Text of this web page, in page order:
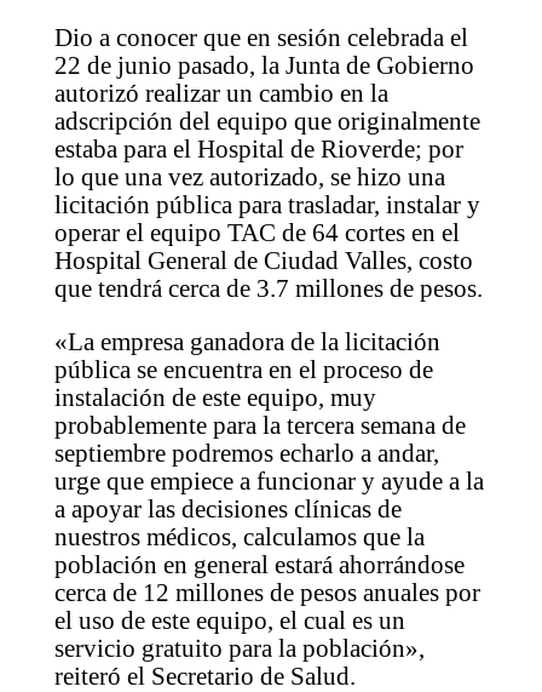
Dio a conocer que en sesión celebrada el
22 de junio pasado, la Junta de Gobierno
autorizó realizar un cambio en la
adscripción del equipo que originalmente
estaba para el Hospital de Rioverde; por
lo que una vez autorizado, se hizo una
licitación pública para trasladar, instalar y
operar el equipo TAC de 64 cortes en el
Hospital General de Ciudad Valles, costo
que tendrá cerca de 3.7 millones de pesos.
«La empresa ganadora de la licitación
pública se encuentra en el proceso de
instalación de este equipo, muy
probablemente para la tercera semana de
septiembre podremos echarlo a andar,
urge que empiece a funcionar y ayude a la
a apoyar las decisiones clínicas de
nuestros médicos, calculamos que la
población en general estará ahorrándose
cerca de 12 millones de pesos anuales por
el uso de este equipo, el cual es un
servicio gratuito para la población»,
reiteró el Secretario de Salud.